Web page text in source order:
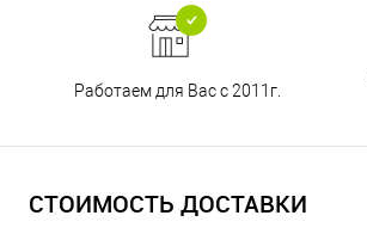
Работаем для Вас с 2011г.
СТОИМОСТЬ ДОСТАВКИ